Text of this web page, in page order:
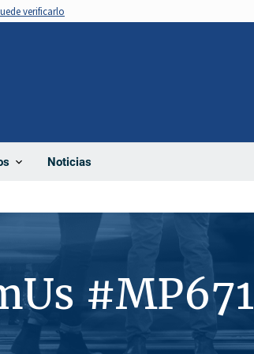
verificarlo
Noticias
#MP671